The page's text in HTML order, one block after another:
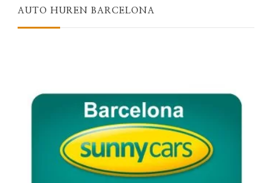
AUTO HUREN BARCELONA